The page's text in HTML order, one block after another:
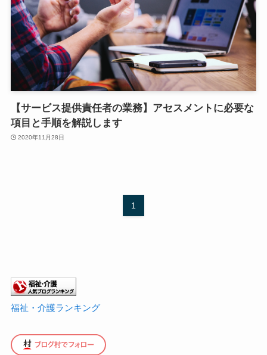
【サービス提供責任者の業務】アセスメントに必要な
項目と手順を解説します
2020年11月28日
1
福祉・介護ランキング